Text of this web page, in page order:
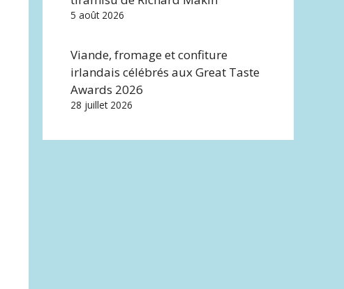
5 août 2026
Viande, fromage et confiture
irlandais célébrés aux Great Taste
Awards 2026
28 juillet 2026